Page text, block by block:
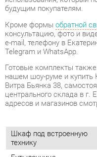
Готовые комплекты также
Витра Бьянка 38,
центрального склада в г.
адресов и магазинов
Шкаф под встроенную
технику
Бутылочница
Материал
Цвет